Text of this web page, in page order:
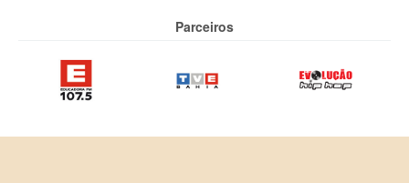
Parceiros